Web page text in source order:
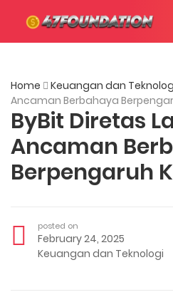
Home Keuangan dan
Ancaman Berbahaya
ByBit Diretas
Ancaman
Berpengaruh
posted on
February 24, 2025
Keuangan dan Teknologi